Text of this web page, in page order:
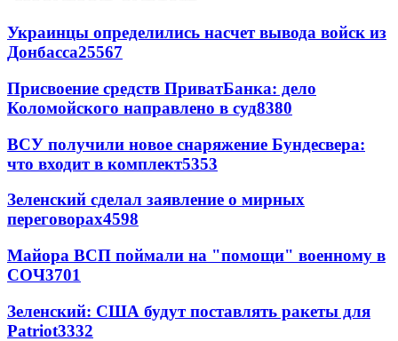
Украинцы определились насчет вывода войск из
Донбасса25567
Присвоение средств ПриватБанка: дело
Коломойского направлено в суд8380
ВСУ получили новое снаряжение Бундесвера:
что входит в комплект5353
Зеленский сделал заявление о мирных
переговорах4598
Майора ВСП поймали на "помощи" военному в
СОЧ3701
Зеленский: США будут поставлять ракеты для
Patriot3332